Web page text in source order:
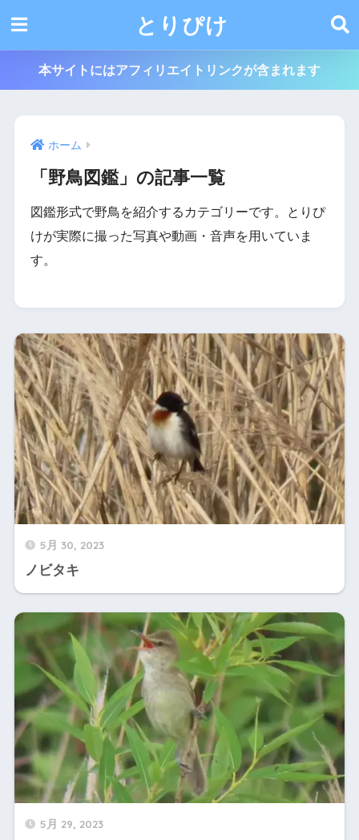
とりぴけ
本サイトにはアフィリエイトリンクが含まれます
ホーム
「野鳥図鑑」の記事一覧
図鑑形式で野鳥を紹介するカテゴリーです。とりぴ
けが実際に撮った写真や動画・音声を用いていま
す。
5月 30, 2023
ノビタキ
5月 29, 2023